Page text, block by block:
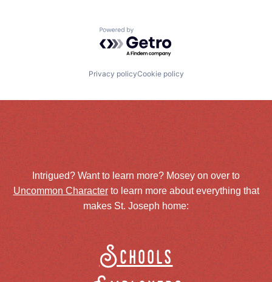
Powered by Getro.com
Privacy policyCookie policy
Intrigued? Want to learn more? Mosey on over to
Uncommon Characterto learn more about everything that
makes St. Joseph home:
Schools